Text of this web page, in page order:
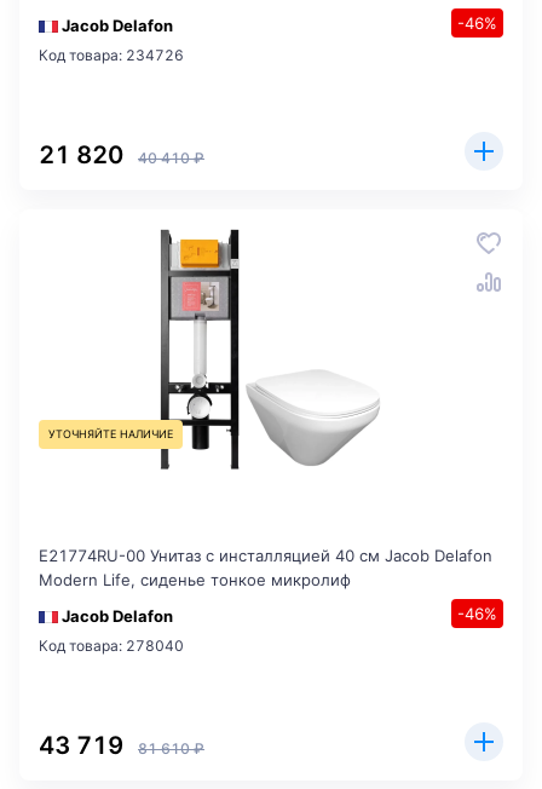
Jacob Delafon -46%
Код товара: 234726
21 820 40 410 ₽
УТОЧНЯЙТЕ НАЛИЧИЕ
E21774RU-00 Унитаз c инсталляцией 40 см Jacob Delafon
Modern Life, сиденье тонкое микролиф
Jacob Delafon
-46%
Код товара: 278040
43 719 81 610 ₽